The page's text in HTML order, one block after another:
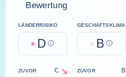
Bewertung
LÄNDERRISIKO
D Help
GESCHÄFTSKLIMA
B Help
ZUVOR C
decreaseZUVOR B